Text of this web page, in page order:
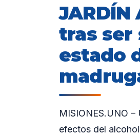
tras ser
estado
MISIONES.UNO
efectos del